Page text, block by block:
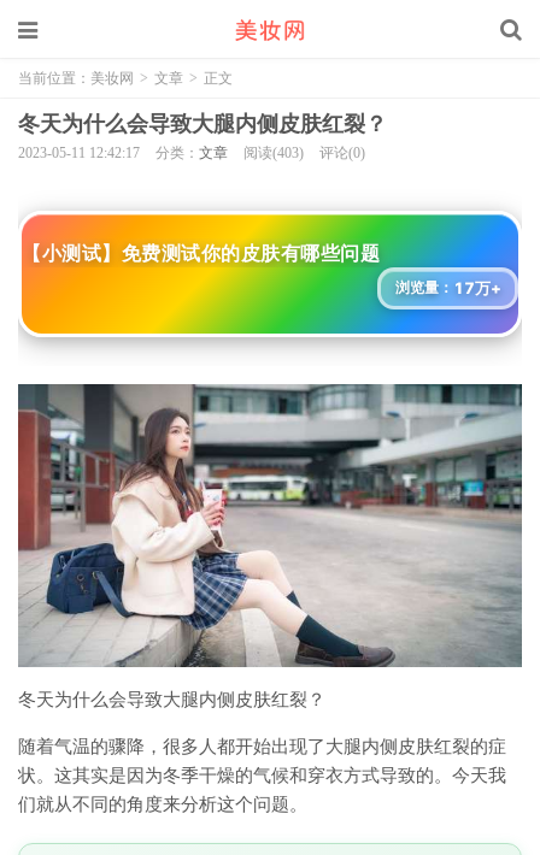
当前位置： 美妆网 > 文章 > 正文
冬天为什么会导致大腿内侧皮肤红裂？
2023-05-11 12:42:17 分类： 文章 阅读(403) 评论(0)
【小测试】免费测试你的皮肤有哪些问题
浏览量： 17万+
冬天为什么会导致大腿内侧皮肤红裂？
随着气温的骤降，很多人都开始出现了大腿内侧皮肤红裂的症
状。这其实是因为冬季干燥的气候和穿衣方式导致的。今天我
们就从不同的角度来分析这个问题。